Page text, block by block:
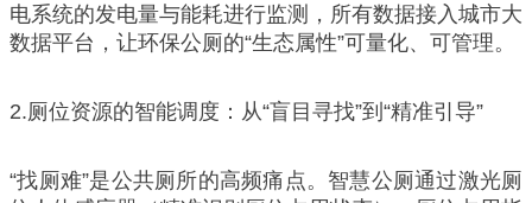
电系统的发电量与能耗进行监测，所有数据接入城市大
数据平台，让环保公厕的“生态属性”可量化、可管理。
2.厕位资源的智能调度：从“盲目寻找”到“精准引导”
“找厕难”是公共厕所的高频痛点。智慧公厕通过激光厕